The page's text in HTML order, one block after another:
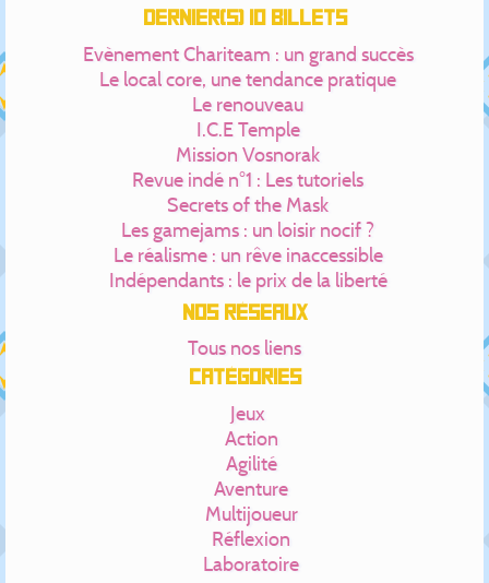
Dernier(s) 10 billets
Evènement Chariteam : un grand succès
Le local core, une tendance pratique
Le renouveau
I.C.E Temple
Mission Vosnorak
Revue indé n°1 : Les tutoriels
Secrets of the Mask
Les gamejams : un loisir nocif ?
Le réalisme : un rêve inaccessible
Indépendants : le prix de la liberté
Nos réseaux
Tous nos liens
Catégories
Jeux
Action
Agilité
Aventure
Multijoueur
Réflexion
Laboratoire